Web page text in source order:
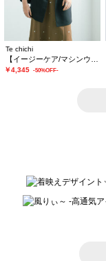
Te chichi
￥4,345 -50%OFF-